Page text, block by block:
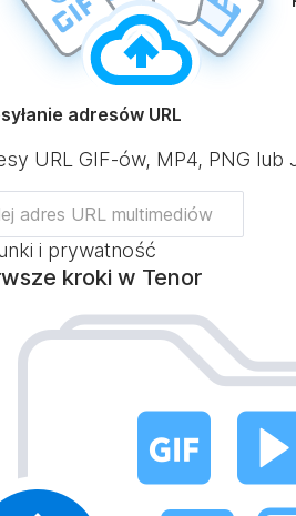
adresów URL
URL GIF-ów, MP4, PNG lub
i prywatność
kroki w Tenor